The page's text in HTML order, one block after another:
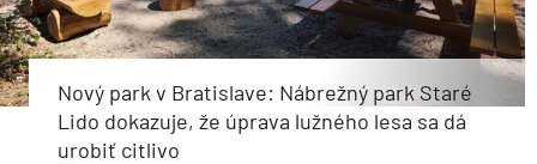
Nový park v Bratislave: Nábrežný park Staré
Lido dokazuje, že úprava lužného lesa sa dá
urobiť citlivo